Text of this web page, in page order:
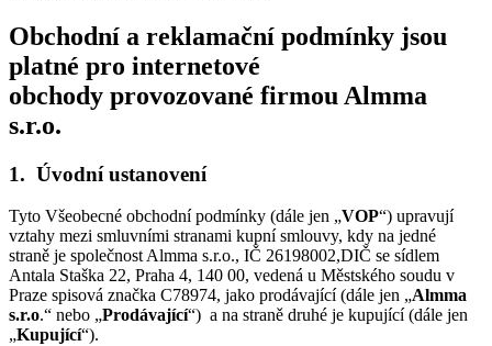
Obchodní a reklamační podmínky jsou
platné pro internetové
obchody provozované firmou Almma
s.r.o.
1. Úvodní ustanovení
Tyto Všeobecné obchodní podmínky (dále jen „VOP“) upravují
vztahy mezi smluvními stranami kupní smlouvy, kdy na jedné
straně je společnost Almma s.r.o., IČ 26198002,DIČ se sídlem
Antala Staška 22, Praha 4, 140 00, vedená u Městského soudu v
Praze spisová značka C78974, jako prodávající (dále jen „Almma
s.r.o.“ nebo „Prodávající“) a na straně druhé je kupující (dále jen
„Kupující“).